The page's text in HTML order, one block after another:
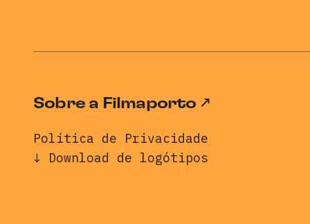
Sobre a Filmaporto
Política de Privacidade
↓ Download de logótipos